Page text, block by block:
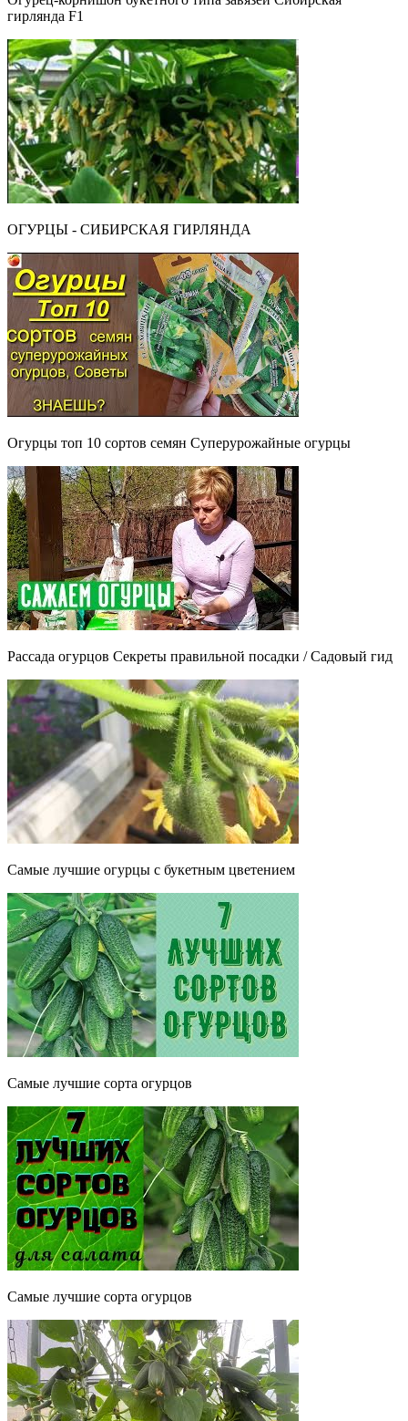
гирлянда F1
ОГУРЦЫ - СИБИРСКАЯ ГИРЛЯНДА
Огурцы топ 10 cортов семян Cуперурожайные огурцы
Рассада огурцов Секреты правильной посадки / Садовый гид
Самые лучшие огурцы с букетным цветением
Самые лучшие сорта огурцов
Самые лучшие сорта огурцов